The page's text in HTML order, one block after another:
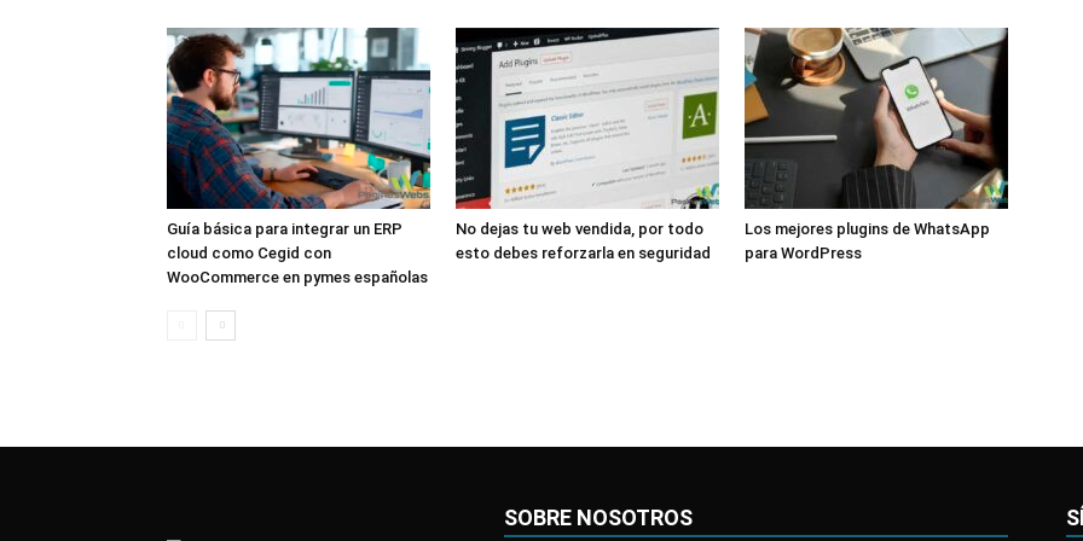
Guía básica para integrar un ERP
cloud como Cegid con
WooCommerce en pymes españolas
No dejas tu web vendida, por todo
esto debes reforzarla en seguridad
Los mejores plugins de WhatsApp
para WordPress
SOBRE NOSOTROS